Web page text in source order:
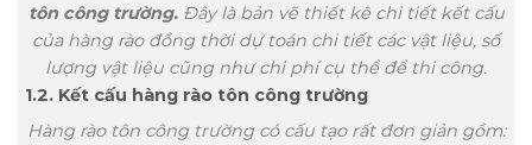
tôn công trường. Đây là bản vẽ thiết kê chi tiết kết cấu
của hàng rào đồng thời dự toán chi tiết các vật liệu, số
lượng vật liệu cũng như chi phí cụ thể để thi công.
1.2. Kết cấu hàng rào tôn công trường
Hàng rào tôn công trường có cấu tạo rất đơn giản gồm: